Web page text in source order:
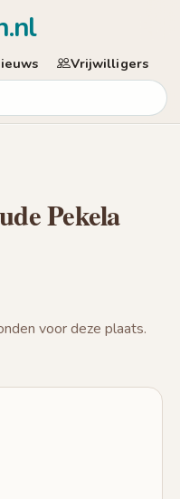
Vrijwilligers
Pekela
voor deze plaats.